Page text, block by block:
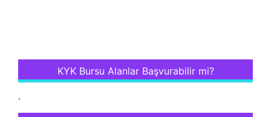
KYK Bursu Alanlar Başvurabilir mi?
.